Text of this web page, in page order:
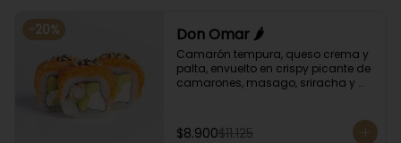
-20% Don Omar 🌶️
Camarón tempura, queso crema y
palta, envuelto en crispy picante de
camarones, masago, sriracha y
$8.900$11.125